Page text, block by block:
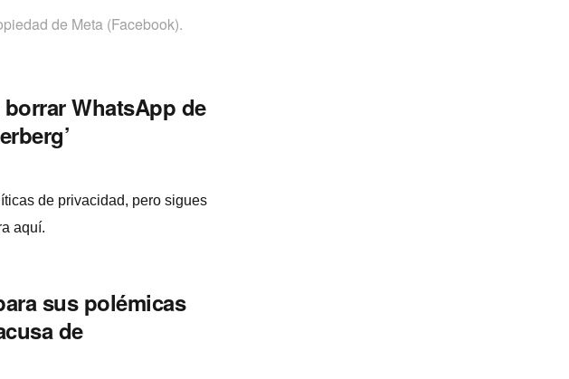
de Meta (Facebook).
WhatsApp de
de privacidad, pero sigues
aquí­.
sus polémicas
de